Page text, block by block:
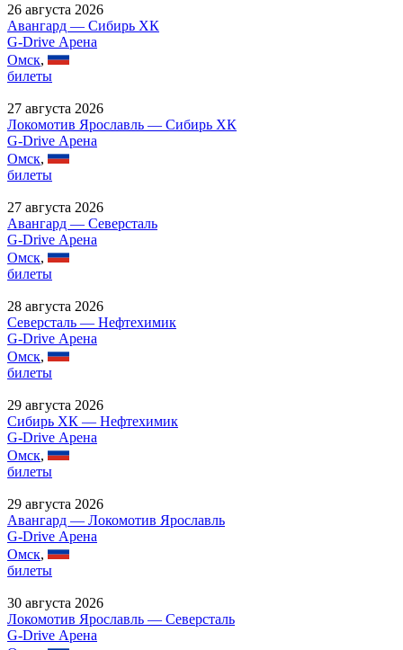
26 августа 2026
Авангард — Сибирь ХК
G-Drive Арена
Омск,
билеты
27 августа 2026
Локомотив Ярославль — Сибирь ХК
G-Drive Арена
Омск,
билеты
27 августа 2026
Авангард — Северсталь
G-Drive Арена
Омск,
билеты
28 августа 2026
Северсталь — Нефтехимик
G-Drive Арена
Омск,
билеты
29 августа 2026
Сибирь ХК — Нефтехимик
G-Drive Арена
Омск,
билеты
29 августа 2026
Авангард — Локомотив Ярославль
G-Drive Арена
Омск,
билеты
30 августа 2026
Локомотив Ярославль — Северсталь
G-Drive Арена